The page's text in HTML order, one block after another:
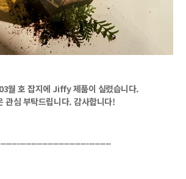
월 호 잡지에 Jiffy 제품이 실렸습니다.
관심 부탁드립니다. 감사합니다!